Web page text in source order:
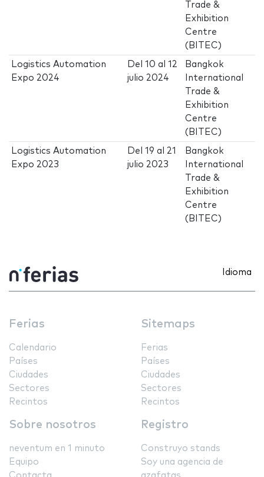
Trade &
Exhibition
Centre
(BITEC)
Logistics Automation
Expo 2024
Del10 al12
julio 2024
Bangkok
International
Trade &
Exhibition
Centre
(BITEC)
Logistics Automation
Expo 2023
Del19 al 21
julio 2023
Bangkok
International
Trade &
Exhibition
Centre
(BITEC)
Idioma
Ferias
Calendario
Países
Ciudades
Sectores
Recintos
Sitemaps
Ferias
Países
Ciudades
Sectores
Recintos
Sobre nosotros
neventum en 1 minuto
Equipo
Registro
Construyo stands
Soy una agencia de